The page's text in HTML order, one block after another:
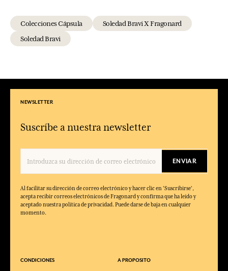
Colecciones Cápsula
Soledad Bravi X Fragonard
Soledad Bravi
NEWSLETTER
Suscríbe a nuestra newsletter
ENVIAR
Al facilitar su dirección de correo electrónico y hacer clic en 'Suscribirse',
acepta recibir correos electrónicos de Fragonard y confirma que ha leído y
aceptado nuestra política de privacidad. Puede darse de baja en cualquier
momento.
CONDICIONES A PROPOSITO